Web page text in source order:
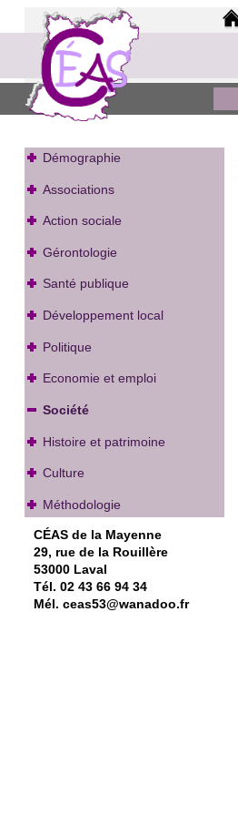
Démographie
Associations
Action sociale
Gérontologie
Santé publique
Développement local
Politique
Economie et emploi
Société
Histoire et patrimoine
Culture
Méthodologie
CÉAS de la Mayenne
29, rue de la Rouillère
53000 Laval
Tél. 02 43 66 94 34
Mél. ceas53@wanadoo.fr